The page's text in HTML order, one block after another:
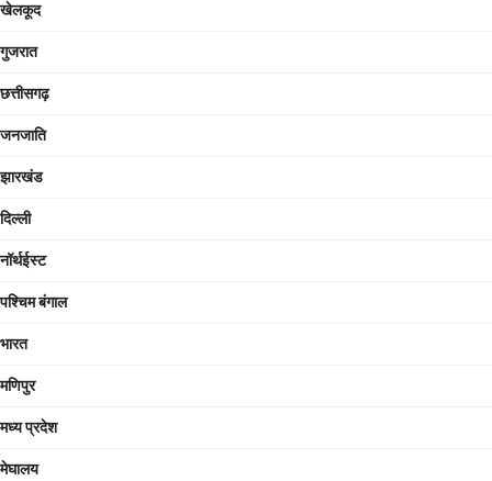
खेलकूद
गुजरात
छत्तीसगढ़
जनजाति
झारखंड
दिल्ली
नॉर्थईस्ट
पश्चिम बंगाल
भारत
मणिपुर
मध्य प्रदेश
मेघालय